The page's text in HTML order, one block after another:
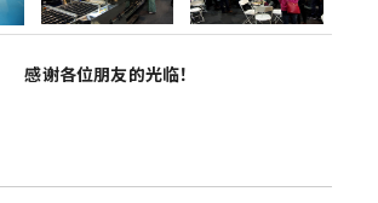
感谢各位朋友的光临！